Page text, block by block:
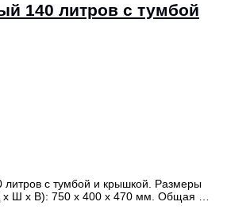
140 литров с тумбой
литров с тумбой и крышкой. Размеры
х Ш х В): 750 х 400 х 470 мм. Общая …